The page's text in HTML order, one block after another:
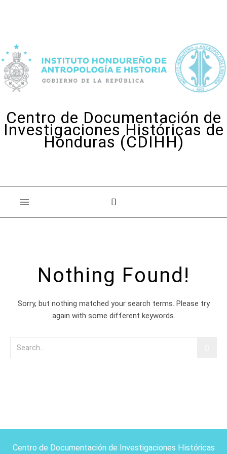
Centro de Documentación de
Investigaciones Históricas de
Honduras (CDIHH)
Nothing Found!
Sorry, but nothing matched your search terms. Please try
again with some different keywords.
Centro de Documentación de Investigaciones Históricas